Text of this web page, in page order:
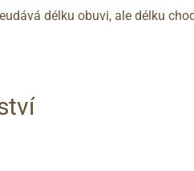
délku obuvi, ale délku